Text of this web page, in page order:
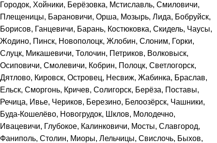
Городок, Хойники, Берёзовка, Мстиславль, Смиловичи,
Плещеницы, Барановичи, Орша, Мозырь, Лида, Бобруйск,
Борисов, Ганцевичи, Барань, Костюковка, Скидель, Чаусы,
Жодино, Пинск, Новополоцк, Жлобин, Слоним, Горки,
Слуцк, Микашевичи, Толочин, Петриков, Волковыск,
Осиповичи, Смолевичи, Кобрин, Полоцк, Светлогорск,
Дятлово, Кировск, Островец, Несвиж, Жабинка, Браслав,
Ельск, Сморгонь, Кричев, Солигорск, Берёза, Поставы,
Речица, Ивье, Чериков, Березино, Белоозёрск, Чашники,
Буда-Кошелёво, Новогрудок, Шклов, Молодечно,
Ивацевичи, Глубокое, Калинковичи, Мосты, Славгород,
Фаниполь, Столин, Миоры, Лельчицы, Свислочь, Быхов,